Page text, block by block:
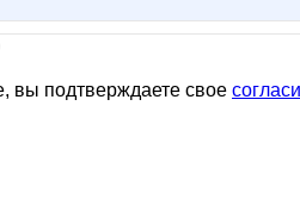
вы подтверждаете свое